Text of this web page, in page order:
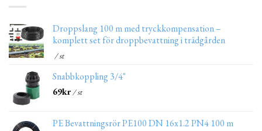
Droppslang 100 m med tryckkompensation –
komplett set för droppbevattning i trädgården
/ st
Snabbkoppling 3/4"
69kr/ st
PE Bevattningsrör PE100 DN 16x1.2 PN4 100 m